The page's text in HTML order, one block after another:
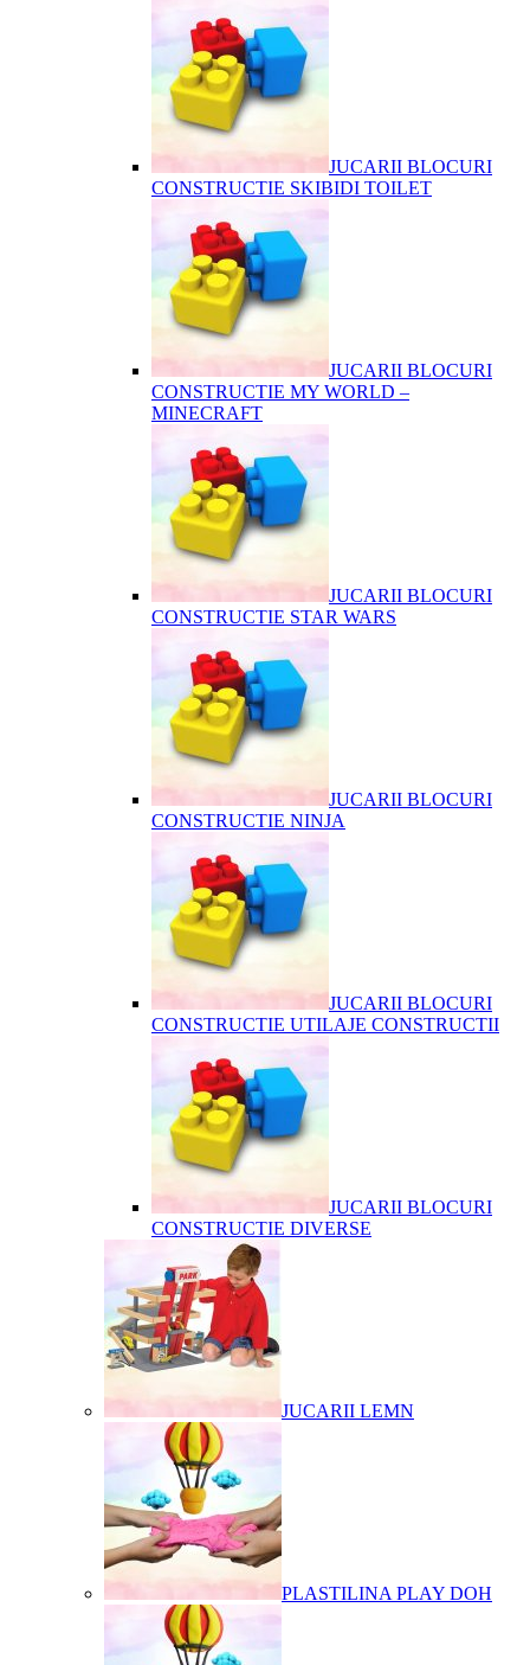
JUCARII BLOCURI
CONSTRUCTIE SKIBIDI TOILET
JUCARII BLOCURI
CONSTRUCTIE MY WORLD –
MINECRAFT
JUCARII BLOCURI
CONSTRUCTIE STAR WARS
JUCARII BLOCURI
CONSTRUCTIE NINJA
JUCARII BLOCURI
CONSTRUCTIE UTILAJE CONSTRUCTII
JUCARII BLOCURI
CONSTRUCTIE DIVERSE
JUCARII LEMN
PLASTILINA PLAY DOH